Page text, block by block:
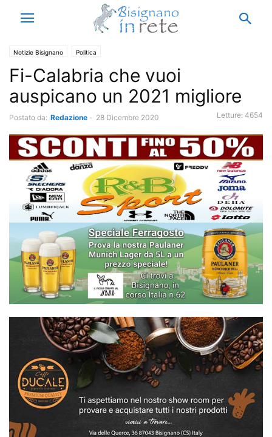
Notizie Bisignano Politica
Fi-Calabria che vuoi
auspicano un 2021 migliore
Postato da: Redazione - 28 Dicembre 2020 Letture: 4654